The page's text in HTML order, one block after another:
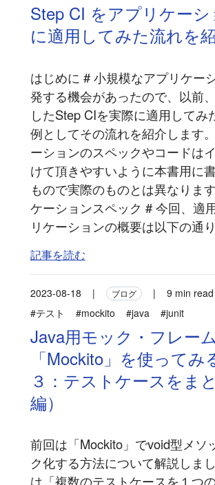
Step CI をアプリケー
に適用してみた流れを
はじめに # 小規模なアプリケー
発する機会があったので、以前
したStep CIを実際に適用してみ
例としてその流れを紹介します
ーションのスペックやコードは
けて頂きやすいように本書用に
もので実際のものとは異なりま
ケーションスペック # 今回、適
リケーションの概要は以下の通
記事を読む
2023-08-18 | ブログ |
9 min read
#テスト
#mockito #java #junit
Java用モック・フレー
「Mockito」を使ってみ
３：テストケースをま
編）
前回は「Mockito」でvoid型メソ
ク化する方法について解説しま
は「複数のテストケースを１つ